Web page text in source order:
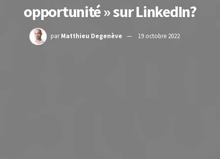
opportunité » sur LinkedIn?
par Matthieu Degenève 19 octobre 2022